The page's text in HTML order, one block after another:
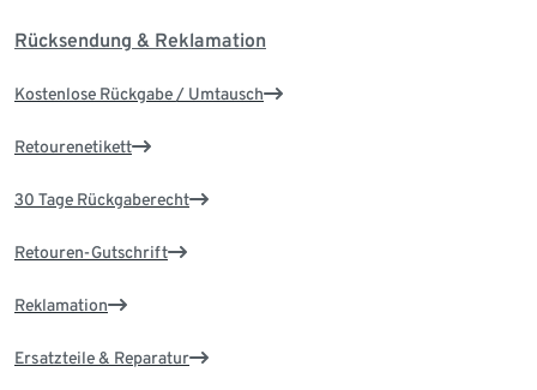
Rücksendung & Reklamation
Kostenlose Rückgabe / Umtausch
Retourenetikett
30 Tage Rückgaberecht
Retouren-Gutschrift
Reklamation
Ersatzteile & Reparatur